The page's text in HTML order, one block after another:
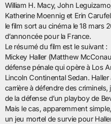
William H. Macy, John
Katherine Moennig et Erin
le film sort au cinéma le 18 mars
d’annoncée pour la France.
Le résumé du film est le suivant :
Mickey Haller (Matthew
défense pénale qui opère à Los
Lincoln Continental Sedan.
carrière à défendre des criminels,
de la défense d’un playboy de
Mais le cas, apparemment
un jeu mortel de survie pour